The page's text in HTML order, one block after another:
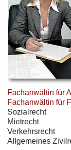
Fachanwältin für
Fachanwältin für
Sozialrecht
Mietrecht
Verkehrsrecht
Allgemeines